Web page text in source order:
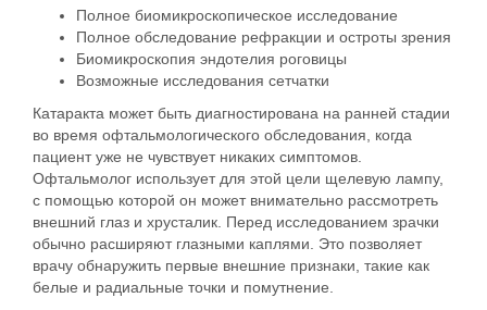
Полное биомикроскопическое исследование
Полное обследование рефракции и остроты зрения
Биомикроскопия эндотелия роговицы
Возможные исследования сетчатки
Катаракта может быть диагностирована на ранней стадии
во время офтальмологического обследования, когда
пациент уже не чувствует никаких симптомов.
Офтальмолог использует для этой цели щелевую лампу,
с помощью которой он может внимательно рассмотреть
внешний глаз и хрусталик. Перед исследованием зрачки
обычно расширяют глазными каплями. Это позволяет
врачу обнаружить первые внешние признаки, такие как
белые и радиальные точки и помутнение.